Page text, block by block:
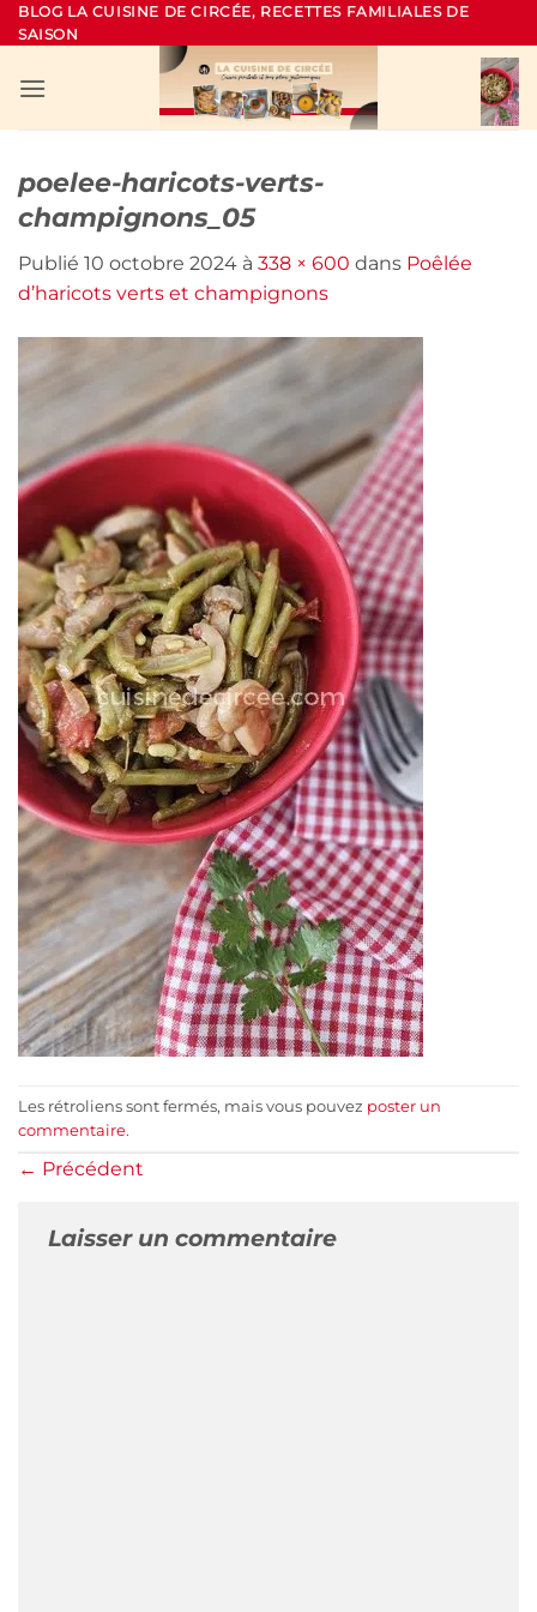
Passer
au
BLOG LA CUISINE DE CIRCÉE, RECETTES FAMILIALES DE
SAISON
poelee-haricots-verts-
champignons_05
Publié 10 octobre 2024 à 338 × 600 dans Poêlée
d’haricots verts et champignons
Les rétroliens sont fermés, mais vous pouvez poster un
commentaire.
← Précédent
Laisser un commentaire